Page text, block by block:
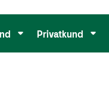
Privatkund